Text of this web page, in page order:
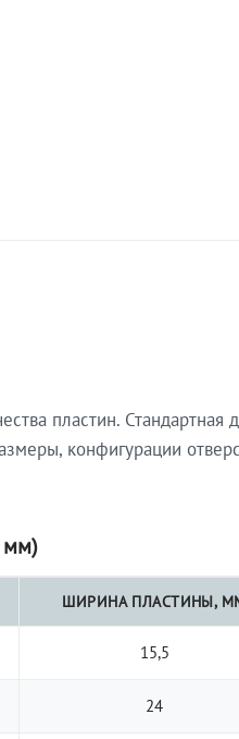
пластин. Стандартная
конфигурации
мм)
ШИРИНА ПЛАСТИНЫ,
15,5
24